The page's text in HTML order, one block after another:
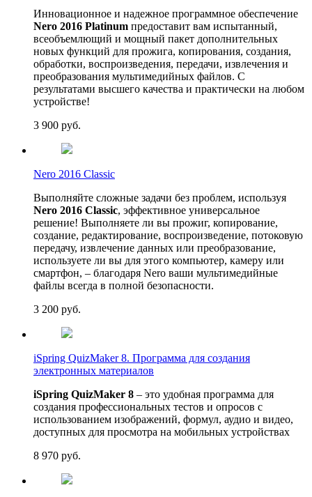
Инновационное и надежное программное обеспечение
Nero 2016 Platinum предоставит вам испытанный,
всеобъемлющий и мощный пакет дополнительных
новых функций для прожига, копирования, создания,
обработки, воспроизведения, передачи, извлечения и
преобразования мультимедийных файлов. С
результатами высшего качества и практически на любом
устройстве!
3 900 руб.
Nero 2016 Classic
Выполняйте сложные задачи без проблем, используя
Nero 2016 Classic, эффективное универсальное
решение! Выполняете ли вы прожиг, копирование,
создание, редактирование, воспроизведение, потоковую
передачу, извлечение данных или преобразование,
используете ли вы для этого компьютер, камеру или
смартфон, – благодаря Nero ваши мультимедийные
файлы всегда в полной безопасности.
3 200 руб.
iSpring QuizMaker 8. Программа для создания
электронных материалов
iSpring QuizMaker 8 – это удобная программа для
создания профессиональных тестов и опросов с
использованием изображений, формул, аудио и видео,
доступных для просмотра на мобильных устройствах
8 970 руб.